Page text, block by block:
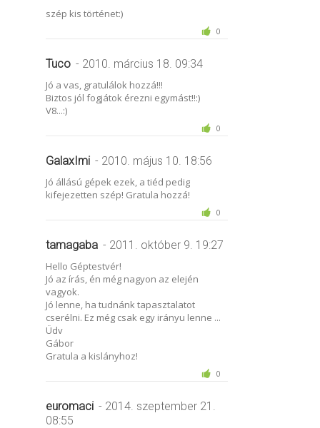
szép kis történet:)
0
Tuco - 2010. március 18. 09:34
Jó a vas, gratulálok hozzá!!!
Biztos jól fogjátok érezni egymást!!:)
V8...:)
0
GalaxImi - 2010. május 10. 18:56
Jó állású gépek ezek, a tiéd pedig
kifejezetten szép! Gratula hozzá!
0
tamagaba - 2011. október 9. 19:27
Hello Géptestvér!
Jó az írás, én még nagyon az elején
vagyok.
Jó lenne, ha tudnánk tapasztalatot
cserélni. Ez még csak egy irányu lenne ...
Üdv
Gábor
Gratula a kislányhoz!
0
euromaci - 2014. szeptember 21.
08:55